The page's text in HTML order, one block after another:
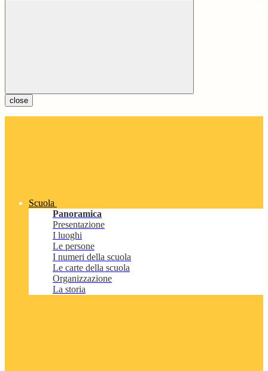
close
Scuola
Panoramica
Presentazione
I luoghi
Le persone
I numeri della scuola
Le carte della scuola
Organizzazione
La storia